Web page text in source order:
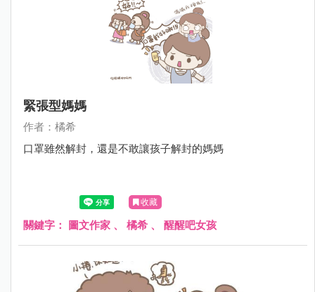
緊張型媽媽
作者：橘希
口罩雖然解封，還是不敢讓孩子解封的媽媽
收藏
關鍵字： 圖文作家 、 橘希 、 醒醒吧女孩